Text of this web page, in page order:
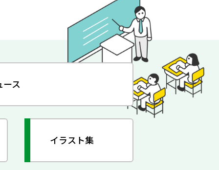
ース
イラスト集